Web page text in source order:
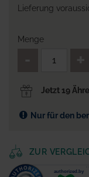
Lieferung
Menge
Jetzt 19
Nur für den
ZUR